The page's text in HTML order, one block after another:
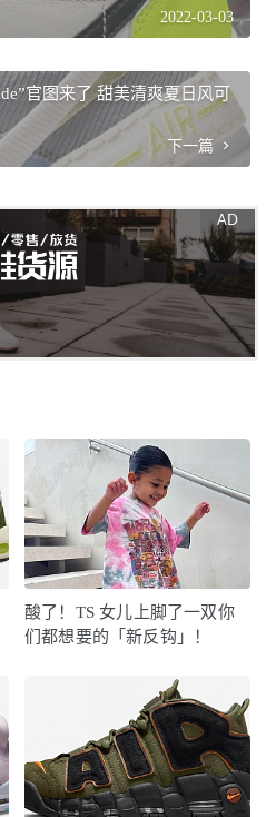
2022-03-03
官图来了 甜美清爽夏日风可
下一篇
酸了！TS 女儿上脚了一双你
们都想要的「新反钩」！